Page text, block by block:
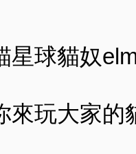
星球貓奴
來玩大家的